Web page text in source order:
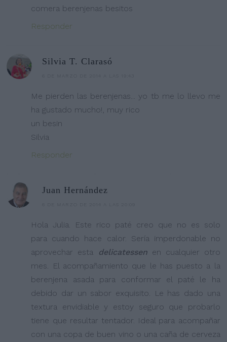
comera berenjenas besitos
Responder
Silvia T. Clarasó
Me pierden las berenjenas... yo tb me lo llevo me
ha gustado mucho!, muy rico
un besin
Silvia
Responder
Juan Hernández
Hola Julia. Este rico paté creo que no es solo
para cuando hace calor. Sería imperdonable no
aprovechar esta
delicatessenen cualquier otro
mes. El acompañamiento que le has puesto a la
berenjena asada para conformar el paté le ha
debido dar un sabor exquisito. Le has dado una
textura envidiable y estoy seguro que probarlo
tiene que resultar tentador. Ideal para acompañar
con una copa de buen vino o una caña de cerveza